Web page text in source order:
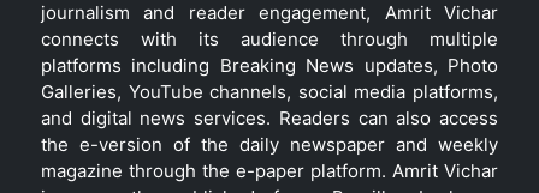
journalism and reader engagement, Amrit Vichar
connects with its audience through multiple
platforms including Breaking News updates, Photo
Galleries, YouTube channels, social media platforms,
and digital news services. Readers can also access
the e-version of the daily newspaper and weekly
magazine through the e-paper platform. Amrit Vichar